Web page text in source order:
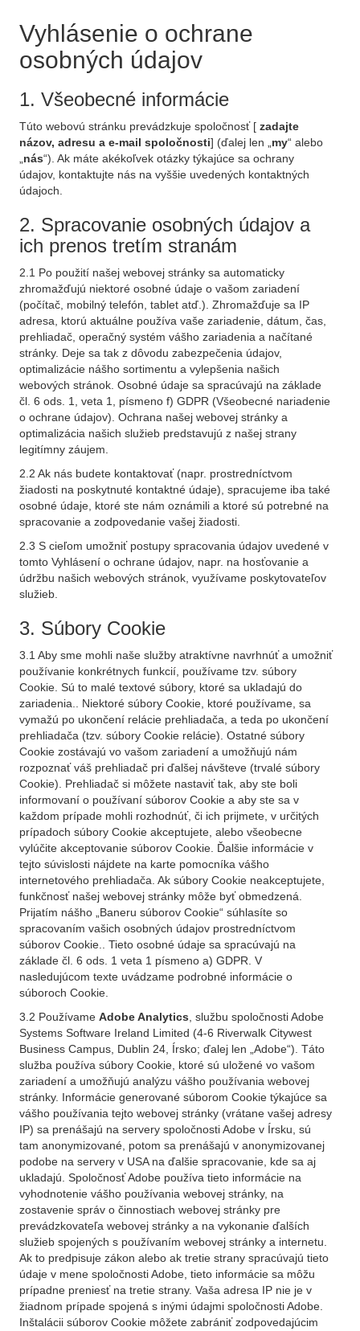
Vyhlásenie o ochrane
osobných údajov
1. Všeobecné informácie
Túto webovú stránku prevádzkuje spoločnosť [ zadajte
názov, adresu a e-mail spoločnosti] (ďalej len „ my“ alebo
nás“). Ak máte akékoľvek otázky týkajúce sa ochrany
údajov, kontaktujte nás na vyššie uvedených kontaktných
údajoch.
2. Spracovanie osobných údajov a
ich prenos tretím stranám
2.1 Po použití našej webovej stránky sa automaticky
zhromažďujú niektoré osobné údaje o vašom zariadení
(počítač, mobilný telefón, tablet atď.). Zhromažďuje sa IP
adresa, ktorú aktuálne používa vaše zariadenie, dátum, čas,
prehliadač, operačný systém vášho zariadenia a načítané
stránky. Deje sa tak z dôvodu zabezpečenia údajov,
optimalizácie nášho sortimentu a vylepšenia našich
webových stránok. Osobné údaje sa spracúvajú na základe
čl. 6 ods. 1, veta 1, písmeno f) GDPR (Všeobecné nariadenie
o ochrane údajov). Ochrana našej webovej stránky a
optimalizácia našich služieb predstavujú z našej strany
legitímny záujem.
2.2 Ak nás budete kontaktovať (napr. prostredníctvom
žiadosti na poskytnuté kontaktné údaje), spracujeme iba také
osobné údaje, ktoré ste nám oznámili a ktoré sú potrebné na
spracovanie a zodpovedanie vašej žiadosti.
2.3 S cieľom umožniť postupy spracovania údajov uvedené v
tomto Vyhlásení o ochrane údajov, napr. na hosťovanie a
údržbu našich webových stránok, využívame poskytovateľov
služieb.
3. Súbory Cookie
3.1 Aby sme mohli naše služby atraktívne navrhnúť a umožniť
používanie konkrétnych funkcií, používame tzv. súbory
Cookie. Sú to malé textové súbory, ktoré sa ukladajú do
zariadenia.. Niektoré súbory Cookie, ktoré používame, sa
vymažú po ukončení relácie prehliadača, a teda po ukončení
prehliadača (tzv. súbory Cookie relácie). Ostatné súbory
Cookie zostávajú vo vašom zariadení a umožňujú nám
rozpoznať váš prehliadač pri ďalšej návšteve (trvalé súbory
Cookie). Prehliadač si môžete nastaviť tak, aby ste boli
informovaní o používaní súborov Cookie a aby ste sa v
každom prípade mohli rozhodnúť, či ich prijmete, v určitých
prípadoch súbory Cookie akceptujete, alebo všeobecne
vylúčite akceptovanie súborov Cookie. Ďalšie informácie v
tejto súvislosti nájdete na karte pomocníka vášho
internetového prehliadača. Ak súbory Cookie neakceptujete,
funkčnosť našej webovej stránky môže byť obmedzená.
Prijatím nášho „Baneru súborov Cookie“ súhlasíte so
spracovaním vašich osobných údajov prostredníctvom
súborov Cookie.. Tieto osobné údaje sa spracúvajú na
základe čl. 6 ods. 1 veta 1 písmeno a) GDPR. V
nasledujúcom texte uvádzame podrobné informácie o
súboroch Cookie.
3.2 Používame Adobe Analytics , službu spoločnosti Adobe
Systems Software Ireland Limited (4-6 Riverwalk Citywest
Business Campus, Dublin 24, Írsko; ďalej len „Adobe“). Táto
služba používa súbory Cookie, ktoré sú uložené vo vašom
zariadení a umožňujú analýzu vášho používania webovej
stránky. Informácie generované súborom Cookie týkajúce sa
vášho používania tejto webovej stránky (vrátane vašej adresy
IP) sa prenášajú na servery spoločnosti Adobe v Írsku, sú
tam anonymizované, potom sa prenášajú v anonymizovanej
podobe na servery v USA na ďalšie spracovanie, kde sa aj
ukladajú. Spoločnosť Adobe používa tieto informácie na
vyhodnotenie vášho používania webovej stránky, na
zostavenie správ o činnostiach webovej stránky pre
prevádzkovateľa webovej stránky a na vykonanie ďalších
služieb spojených s používaním webovej stránky a internetu.
Ak to predpisuje zákon alebo ak tretie strany spracúvajú tieto
údaje v mene spoločnosti Adobe, tieto informácie sa môžu
prípadne preniesť na tretie strany. Vaša adresa IP nie je v
žiadnom prípade spojená s inými údajmi spoločnosti Adobe.
Inštalácii súborov Cookie môžete zabrániť zodpovedajúcim